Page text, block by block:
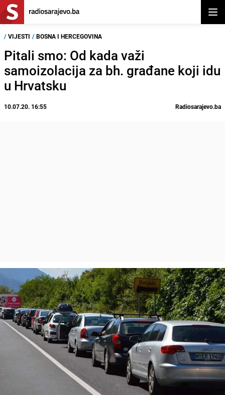
/ VIJESTI / BOSNA I HERCEGOVINA
Pitali smo: Od kada važi
samoizolacija za bh. građane koji idu
u Hrvatsku
10.07.20. 16:55 Radiosarajevo.ba